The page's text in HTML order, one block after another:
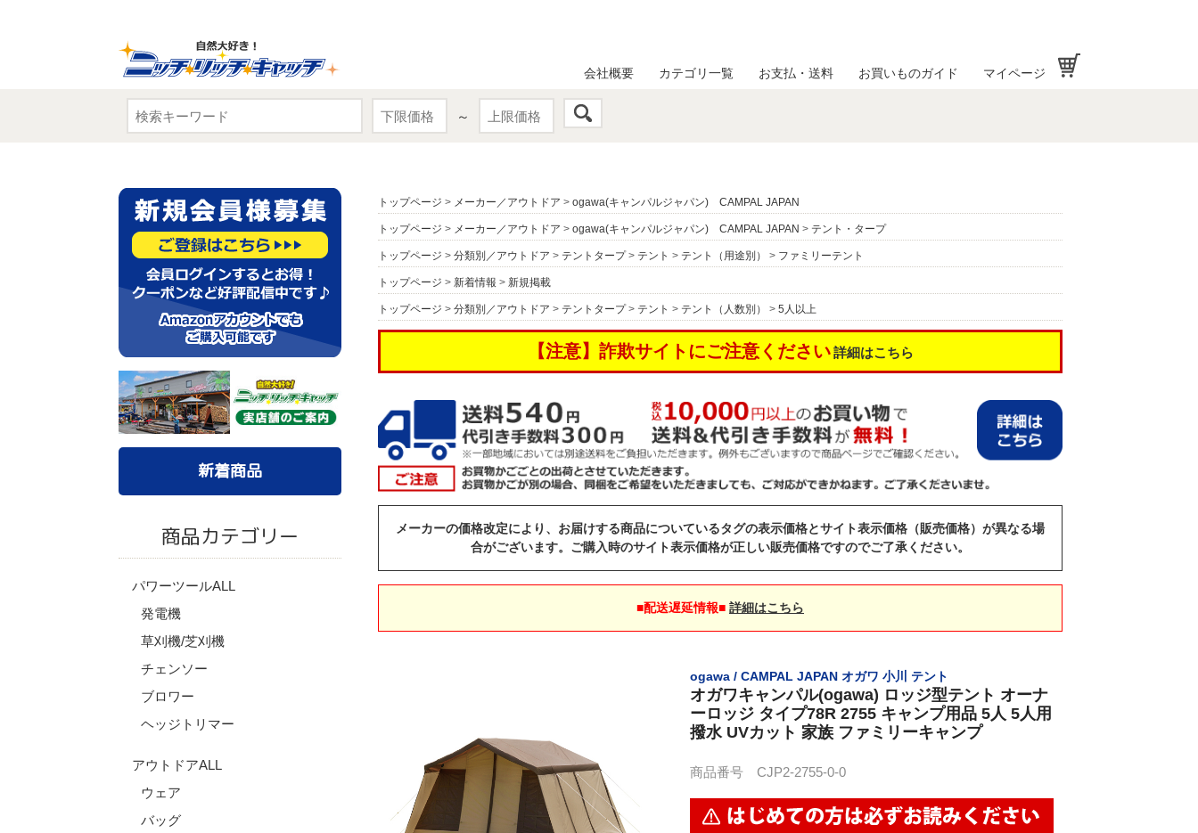
～
会社概要 カテゴリ一覧 お支払・送料 お買いものガイド マイページ
新着商品
商品カテゴリー
パワーツールALL
発電機
草刈機/芝刈機
チェンソー
ブロワー
ヘッジトリマー
アウトドアALL
ウェア
バッグ
トップページ > メーカー／アウトドア > ogawa(キャンパルジャパン) CAMPAL JAPAN
トップページ > メーカー／アウトドア > ogawa(キャンパルジャパン) CAMPAL JAPAN > テント・タープ
トップページ > 分類別／アウトドア > テントタープ> テント > テント（用途別） > ファミリーテント
トップページ > 新着情報 > 新規掲載
トップページ > 分類別／アウトドア > テントタープ> テント > テント（人数別） > 5人以上
【注意】詐欺サイトにご注意ください 詳細はこちら
メーカーの価格改定により、お届けする商品についているタグの表示価格とサイト表示価格（販売価格）が異なる場
合がございます。ご購入時のサイト表示価格が正しい販売価格ですのでご了承ください。
■配送遅延情報■ 詳細はこちら
ogawa / CAMPAL JAPAN オガワ 小川 テント
オガワキャンパル(ogawa) ロッジ型テント オーナ
ーロッジ タイプ78R 2755 キャンプ用品 5人 5人用
撥水 UVカット 家族 ファミリーキャンプ
商品番号 CJP2-2755-0-0